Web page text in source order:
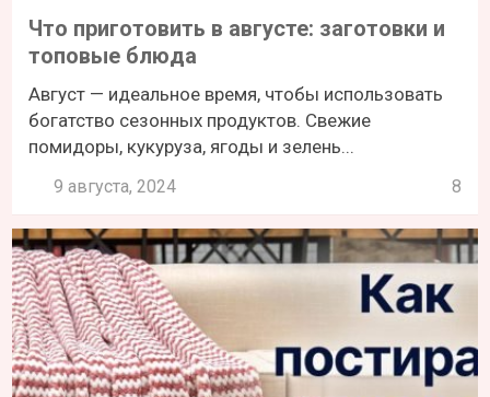
Что приготовить в августе: заготовки и
топовые блюда
Август — идеальное время, чтобы использовать
богатство сезонных продуктов. Свежие
помидоры, кукуруза, ягоды и зелень...
9 августа, 2024 8